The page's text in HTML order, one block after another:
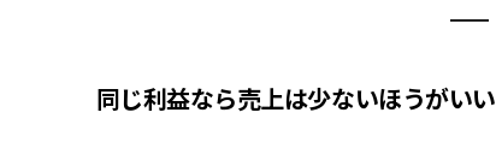
同じ利益なら売上は少ないほうがいい